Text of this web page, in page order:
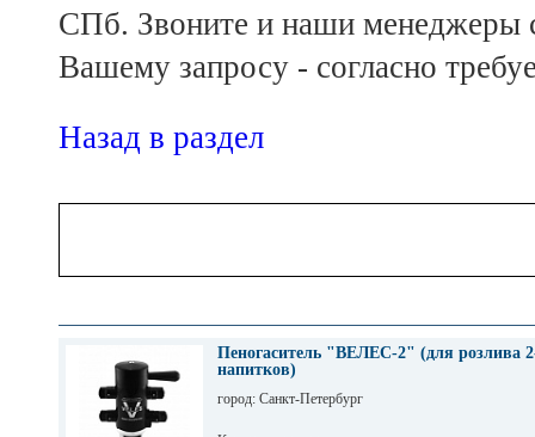
СПб. Звоните и наши менеджеры
Вашему запросу - согласно
Назад в раздел
Пеногаситель "ВЕЛЕС-2" (для розлива
напитков)
город: Санкт-Петербург